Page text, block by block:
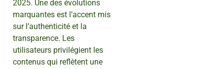
2025. Une des évolutions
marquantes est l’accent mis
sur l’authenticité et la
transparence. Les
utilisateurs privilégient les
contenus qui reflètent une